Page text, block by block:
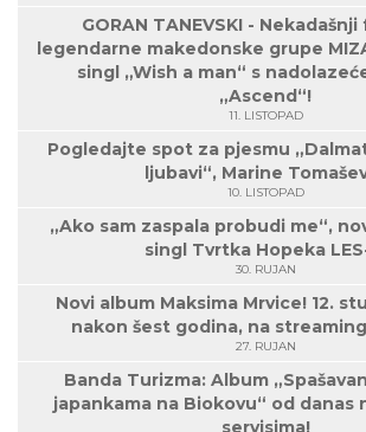
GORAN TANEVSKI -
legendarne makedonske grupe
singl „Wish a man“ s
„Ascend“!
11. LISTOPAD
Pogledajte spot za pjesmu
ljubavi“, Marine
10. LISTOPAD
„Ako sam zaspala probudi me“,
singl Tvrtka Hopeka
30. RUJAN
Novi album Maksima Mrvice! 12.
nakon šest godina, na
27. RUJAN
Banda Turizma: Album
japankama na Biokovu“ od danas
servisima!